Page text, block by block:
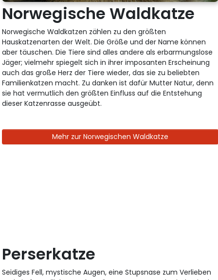
Norwegische Waldkatze
Norwegische Waldkatzen zählen zu den größten
Hauskatzenarten der Welt. Die Größe und der Name können
aber täuschen. Die Tiere sind alles andere als erbarmungslose
Jäger; vielmehr spiegelt sich in ihrer imposanten Erscheinung
auch das große Herz der Tiere wieder, das sie zu beliebten
Familienkatzen macht. Zu danken ist dafür Mutter Natur, denn
sie hat vermutlich den größten Einfluss auf die Entstehung
dieser Katzenrasse ausgeübt.
Mehr zur Norwegischen Waldkatze
Perserkatze
Seidiges Fell, mystische Augen, eine Stupsnase zum Verlieben